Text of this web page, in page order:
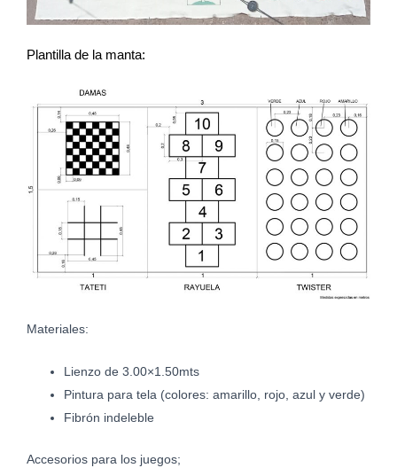
Plantilla de la manta:
Materiales:
Lienzo de 3.00×1.50mts
Pintura para tela (colores: amarillo, rojo, azul y verde)
Fibrón indeleble
Accesorios para los juegos;